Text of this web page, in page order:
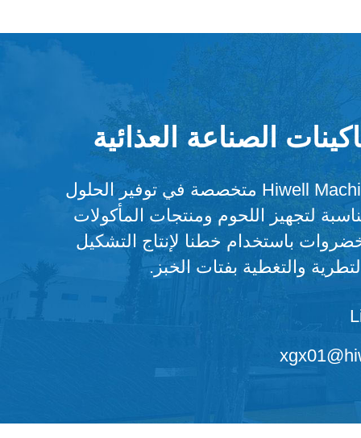
الصناعة العذائية
شركة Hiwell Machinery متخصصة في توفير الحلول
لتجهيز اللحوم ومنتجات المأكولات
باستخدام خطنا لإنتاج التشكيل
والتغطية بفتات الخبز.